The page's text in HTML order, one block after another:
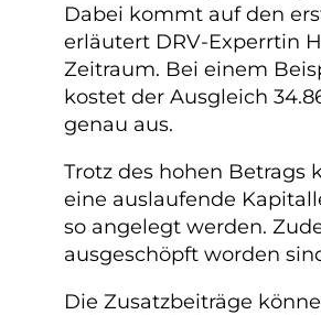
Dabei kommt auf den
erläutert DRV-Experrtin
Zeitraum. Bei einem
kostet der Ausgleich
genau aus.
Trotz des hohen Betrags
eine auslaufende
so angelegt werden.
ausgeschöpft worden
Die Zusatzbeiträge